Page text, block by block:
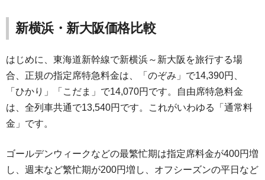
新横浜・新大阪価格比較
はじめに、東海道新幹線で新横浜～新大阪を旅行する場
合、正規の指定席特急料金は、「のぞみ」で14,390円、
「ひかり」「こだま」で14,070円です。自由席特急料金
は、全列車共通で13,540円です。これがいわゆる「通常料
金」です。
ゴールデンウィークなどの最繁忙期は指定席料金が400円増
し、週末など繁忙期が200円増し、オフシーズンの平日など